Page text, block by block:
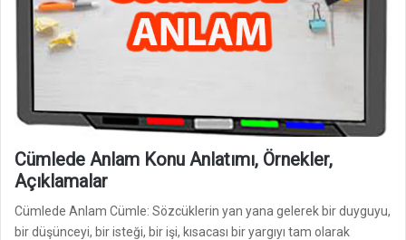
Cümlede Anlam Konu Anlatımı, Örnekler,
Açıklamalar
Cümlede Anlam Cümle: Sözcüklerin yan yana gelerek bir duyguyu,
bir düşünceyi, bir isteği, bir işi, kısacası bir yargıyı tam olarak